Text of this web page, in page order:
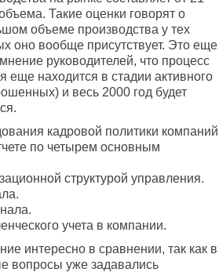
Такие оценки говорят о
объеме производства у тех
оно вообще присутствует. Это еще
руководителей, что процесс
еще находится в стадии активного
и весь 2000 год будет
кадровой политики компаний
по четырем основным
структурой управления.
учета в компании.
интересно в сравнении, так как в
вопросы уже задавались